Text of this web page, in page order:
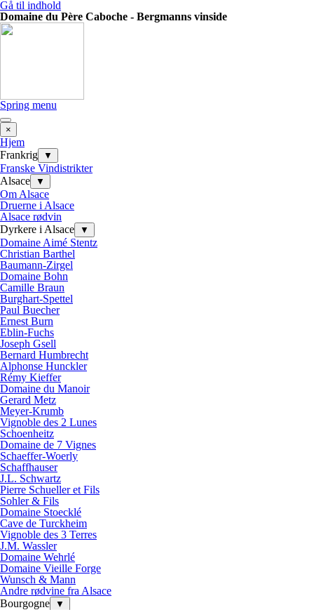
Gå til indhold
Domaine du Père Caboche - Bergmanns vinside
Spring menu
×
Hjem
Frankrig
▼
Franske Vindistrikter
Alsace
▼
Om Alsace
Druerne i Alsace
Alsace rødvin
Dyrkere i Alsace
▼
Domaine Aimé Stentz
Christian Barthel
Baumann-Zirgel
Domaine Bohn
Camille Braun
Burghart-Spettel
Paul Buecher
Ernest Burn
Eblin-Fuchs
Joseph Gsell
Bernard Humbrecht
Alphonse Hunckler
Rémy Kieffer
Domaine du Manoir
Gerard Metz
Meyer-Krumb
Vignoble des 2 Lunes
Schoenheitz
Domaine de 7 Vignes
Schaeffer-Woerly
Schaffhauser
J.L. Schwartz
Pierre Schueller et Fils
Sohler & Fils
Domaine Stoecklé
Cave de Turckheim
Vignoble des 3 Terres
J.M. Wassler
Domaine Wehrlé
Domaine Vieille Forge
Wunsch & Mann
Andre rødvine fra Alsace
Bourgogne
▼